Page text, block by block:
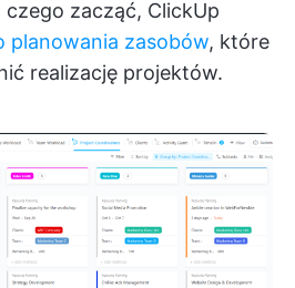
czego zacząć, ClickUp
planowania zasobów, które
realizację projektów.